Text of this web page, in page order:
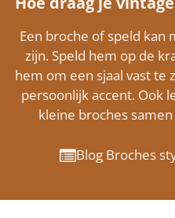
Een broche of speld kan
zijn. Speld hem op de
hem om een sjaal vast te
persoonlijk accent. Ook
kleine broches
Blog Broches